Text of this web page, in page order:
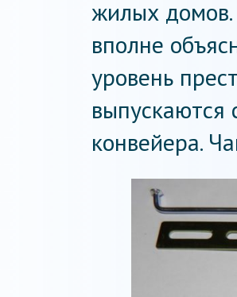
жилых домов.
вполне
уровень
выпускаются
конвейера.